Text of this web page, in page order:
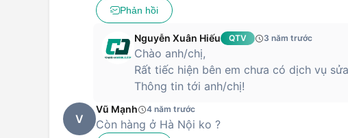
Phản hồi
Nguyễn Xuân Hiếu QTV 3 năm trước
Chào anh/chị,
Rất tiếc hiện bên em chưa có dịch vụ
Thông tin tới anh/chị!
V
Vũ Mạnh 4 năm trước
Còn hàng ở Hà Nội ko ?